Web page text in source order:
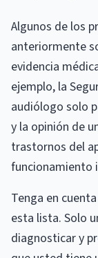
Algunos de los
anteriormente
evidencia
ejemplo, la
audiólogo solo
y la opinión de
trastornos del
funcionamiento
Tenga en
esta lista. Solo
diagnosticar y